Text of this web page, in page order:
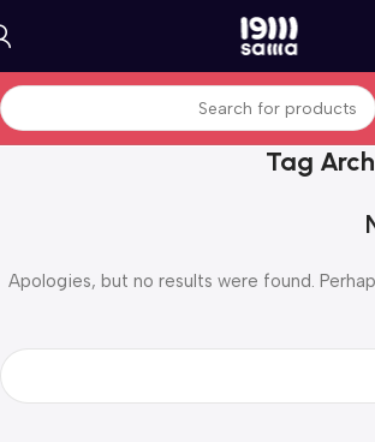
Tag
Apologies, but no results were found.